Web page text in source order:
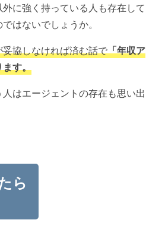
に強く持っている人も存在して
はないでしょうか。
協しなければ済む話で 「年収ア
す。
はエージェントの存在も思い出
ら